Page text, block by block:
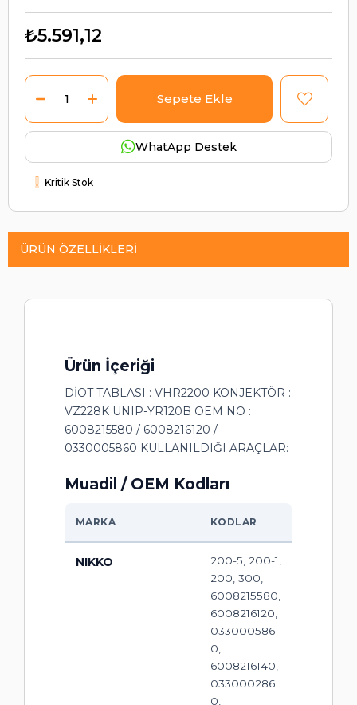
₺5.591,12
WhatApp Destek
Kritik Stok
ÜRÜN ÖZELLIKLERI
Ürün İçeriği
DİOT TABLASI : VHR2200 KONJEKTÖR :
VZ228K UNIP-YR120B OEM NO :
6008215580 / 6008216120 /
0330005860 KULLANILDIĞI ARAÇLAR:
Muadil / OEM Kodları
MARKA KODLAR
NIKKO
200-5, 200-1,
200, 300,
6008215580,
6008216120,
033000586
0,
6008216140,
033000286
0,